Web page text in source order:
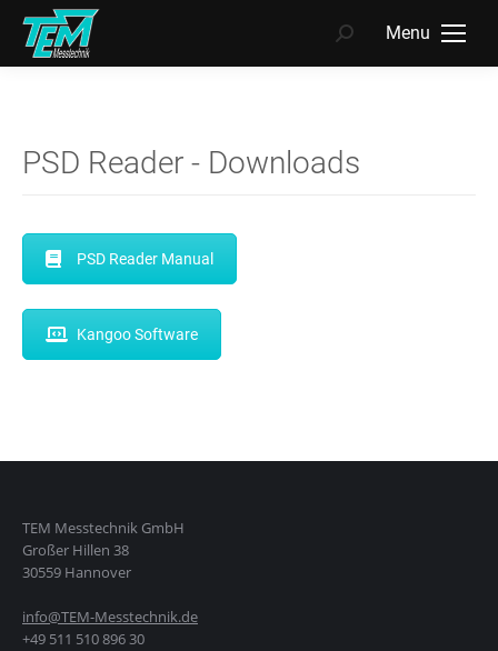
Menu
Search:
PSD Reader - Downloads
PSD Reader Manual
Kangoo Software
TEM Messtechnik GmbH
Großer Hillen 38
30559 Hannover
info@TEM-Messtechnik.de
+49 511 510 896 30